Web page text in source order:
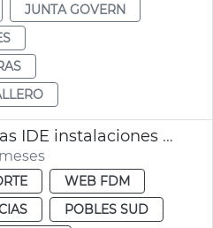
JUNTA GOVERN
JGL Licitación obras IDE instalaciones deportivas Castellar-l'Oliveral
WEB FDM
POBLES SUD